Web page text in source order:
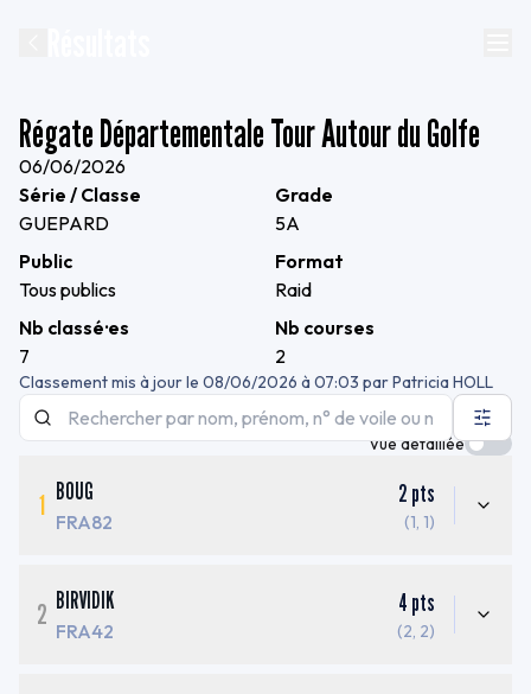
Régate Départementale Tour Autour du Golfe
06/06/2026
Série / Classe
GUEPARD
Grade
5A
Public
Tous publics
Format
Raid
Nb classé·es
7
Nb courses
2
Classement mis à jour le 08/06/2026 à 07:03 parPatricia HOLL
Vue détaillée
1 BOUG
FRA82
2 pts
(1, 1)
2 BIRVIDIK
FRA42
4 pts
(2, 2)